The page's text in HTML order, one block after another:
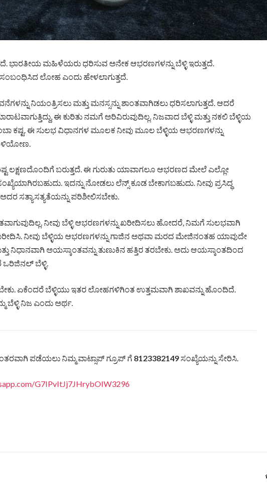
ಭಾರತೀಯ ಮಹಿಳೆಯರು ಧರಿಸುವ ಅನೇಕ ಆಭರಣಗಳನ್ನು ಬೆಳ್ಳಿ ಇರುತ್ತದೆ.
ಸಂಬಂಧಿಸಿದ ಲೋಹ ಎಂದು ಹೇಳಲಾಗುತ್ತದೆ.
ನಿಯಂತ್ರಿಸಲು ಮತ್ತು ಮನಸ್ಸನ್ನು ಶಾಂತವಾಗಿಡಲು ಧರಿಸಲಾಗುತ್ತದೆ. ಆದರೆ
ಈ ಕುರಿತು ನಮಗೆ ಅರಿವಿರುವುದಿಲ್ಲ. ನಿಜವಾದ ಬೆಳ್ಳಿ ಮತ್ತು ನಕಲಿ ಬೆಳ್ಳಿಯ
ಕಷ್ಟ. ಈ ಸುಲಭ ವಿಧಾನಗಳ ಮೂಲಕ ನೀವು ಮೂಲ ಬೆಳ್ಳಿಯ ಆಭರಣಗಳನ್ನು
ತಿಳಿಯೋಣ.
ಲಕ್ಷಣದೊಂದಿಗೆ ಬರುತ್ತದೆ. ಈ ಗುರುತು ಯಾವಾಗಲೂ ಆಭರಣದ ಮೇಲೆ ಎಲ್ಲೋ
ಇದನ್ನು ನೋಡಲು ಲೆನ್ಸ್ ಕೂಡ ಬೇಕಾಗಬಹುದು. ನೀವು ಪ್ರಸಿದ್ಧ
ಸತ್ಯಾಸತ್ಯತೆಯನ್ನು ಪರಿಶೀಲಿಸಬೇಕು.
ನೀವು ಬೆಳ್ಳಿ ಆಭರಣಗಳನ್ನು ಖರೀದಿಸಲು ಹೋದರೆ, ನಿಮಗೆ ಸುಲಭವಾಗಿ
ಖರೀದಿಸಿ. ನೀವು ಬೆಳ್ಳಿಯ ಆಭರಣಗಳನ್ನು ಗಾಜಿನ ಅಥವಾ ಮರದ ಮೇಜಿನಂತಹ ಯಾವುದೇ
ನಿಧಾನವಾಗಿ ಅಯಸ್ಕಾಂತವನ್ನು ತುಣುಕಿನ ಹತ್ತಿರ ತರಬೇಕು. ಅದು ಆಯಸ್ಕಾಂತದಿಂದ
ಒರಿಜಿನಲ್‌ ಬೆಳ್ಳಿ.
ಏಕೆಂದರೆ ಬೆಳ್ಳಿಯು ಇತರ ಲೋಹಗಳಿಗಿಂತ ಉತ್ತಮವಾಗಿ ಶಾಖವನ್ನು ಹೊಂದಿದೆ.
ಬೆಳ್ಳಿ ನಿಜ ಎಂದು ಅರ್ಥ.
ಪಡೆಯಲು ನಿಮ್ಮ ವಾಟ್ಸಾಪ್ ಗ್ರೂಪ್ ಗೆ 8123382149ಸಂಖ್ಯೆಯನ್ನು ಸೇರಿಸಿ.
G7IPvItJj7JHrybOIW3296